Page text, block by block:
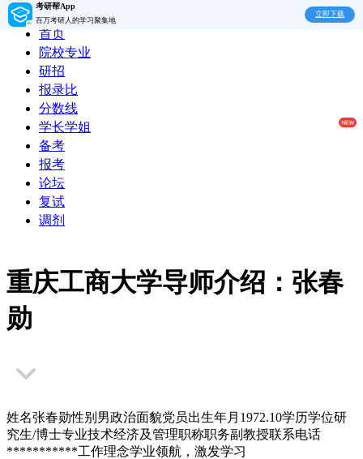
考研帮App
百万考研人的学习聚集地
立即下载
首页
院校专业
研招
报录比
分数线
学长学姐
备考
报考
论坛
复试
调剂
重庆工商大学导师介绍：张春
勋
姓名张春勋性别男政治面貌党员出生年月1972.10学历学位研
究生/博士专业技术经济及管理职称职务副教授联系电话
***********工作理念学业领航，激发学习